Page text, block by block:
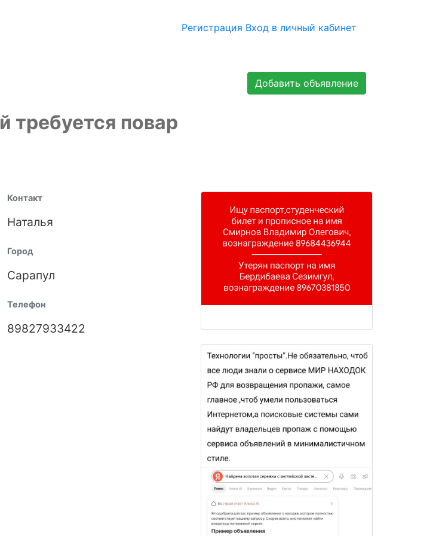
Регистрация Вход в личный кабинет
Добавить объявление
требуется повар
Контакт
Наталья
Город
Сарапул
Телефон
89827933422